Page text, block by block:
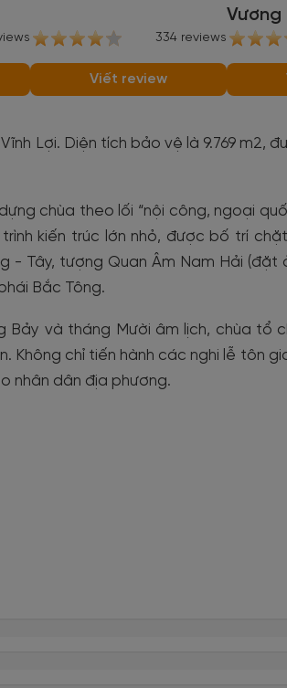
334 reviews
Viết review
Vương
Lợi. Diện tích bảo vệ là 9.769 m2,
chùa theo lối “nội công, ngoại
kiến trúc lớn nhỏ, được bố trí
- Tây, tượng Quan Âm Nam Hải (đặt
Bắc Tông.
và tháng Mười âm lịch, chùa tổ
Không chỉ tiến hành các nghi lễ tôn
nhân dân địa phương.